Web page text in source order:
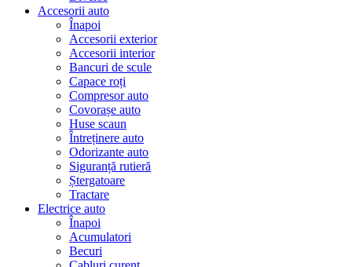
Accesorii auto
Înapoi
Accesorii exterior
Accesorii interior
Bancuri de scule
Capace roți
Compresor auto
Covorașe auto
Huse scaun
Întreținere auto
Odorizante auto
Siguranță rutieră
Ștergatoare
Tractare
Electrice auto
Înapoi
Acumulatori
Becuri